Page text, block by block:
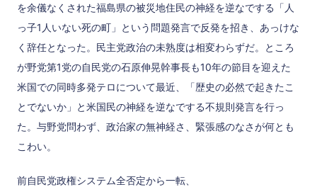
を余儀なくされた福島県の被災地住民の神経を逆なでする「人
っ子1人いない死の町」という問題発言で反発を招き、あっけな
く辞任となった。民主党政治の未熟度は相変わらずだ。ところ
が野党第1党の自民党の石原伸晃幹事長も10年の節目を迎えた
米国での同時多発テロについて最近、「歴史の必然で起きたこ
とでないか」と米国民の神経を逆なでする不規則発言を行っ
た。与野党問わず、政治家の無神経さ、緊張感のなさが何とも
こわい。
前自民党政権システム全否定から一転、